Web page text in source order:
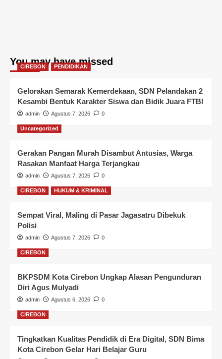
You may have missed
CIREBON PENDIDIKAN
Gelorakan Semarak Kemerdekaan, SDN Pelandakan 2
Kesambi Bentuk Karakter Siswa dan Bidik Juara FTBI
admin Agustus 7, 2026 0
Uncategorized
Gerakan Pangan Murah Disambut Antusias, Warga
Rasakan Manfaat Harga Terjangkau
admin Agustus 7, 2026 0
CIREBON HUKUM & KRIMINAL
Sempat Viral, Maling di Pasar Jagasatru Dibekuk
Polisi
admin Agustus 7, 2026 0
CIREBON
BKPSDM Kota Cirebon Ungkap Alasan Pengunduran
Diri Agus Mulyadi
admin Agustus 6, 2026 0
CIREBON
Tingkatkan Kualitas Pendidik di Era Digital, SDN Bima
Kota Cirebon Gelar Hari Belajar Guru